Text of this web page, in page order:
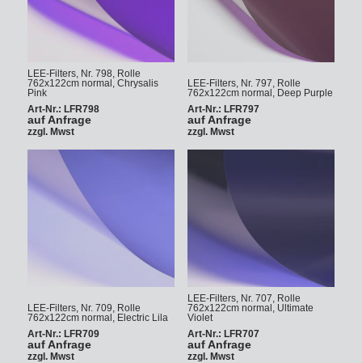
LEE-Filters, Nr. 798, Rolle
762x122cm normal, Chrysalis
Pink
Art-Nr.: LFR798
auf Anfrage
zzgl. Mwst
LEE-Filters, Nr. 797, Rolle
762x122cm normal, Deep Purple
Art-Nr.: LFR797
auf Anfrage
zzgl. Mwst
LEE-Filters, Nr. 709, Rolle
762x122cm normal, Electric Lila
Art-Nr.: LFR709
auf Anfrage
zzgl. Mwst
LEE-Filters, Nr. 707, Rolle
762x122cm normal, Ultimate
Violet
Art-Nr.: LFR707
auf Anfrage
zzgl. Mwst